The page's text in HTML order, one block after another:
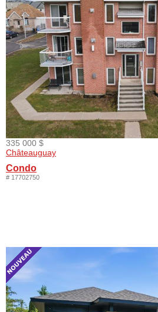
335 000 $
Châteauguay
Condo
# 17702750